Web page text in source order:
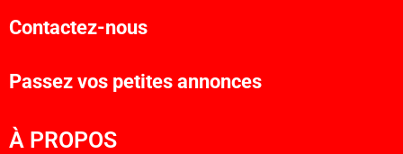
Contactez-nous
Passez vos petites annonces
À PROPOS